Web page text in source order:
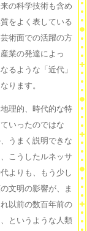
の科学技術も含め
をよく表している
術面での活躍の方
業の発達によっ
るような「近代」
ります。
理的、時代的な特
いったのではな
うまく説明できな
こうしたルネッサ
よりも、もう少し
文明の影響が、ま
以前の数百年前の
というような人類